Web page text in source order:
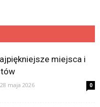
miejsca i
28 maja 2026 0